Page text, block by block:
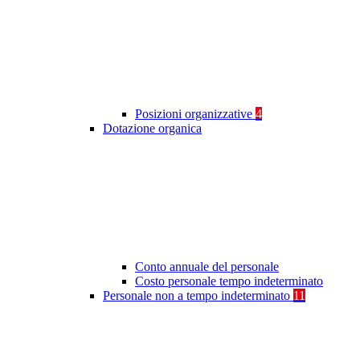
Posizioni organizzative 4
Dotazione organica
Conto annuale del personale
Costo personale tempo indeterminato
Personale non a tempo indeterminato 11